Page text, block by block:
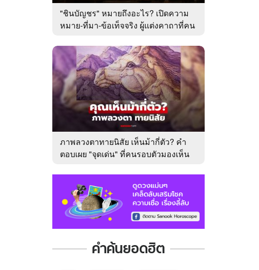
"ชินบัญชร" หมายถึงอะไร? เปิดความ
หมาย-ที่มา-ข้อเท็จจริง ผู้แต่งคาถาที่คน
ภาพลวงตาทายนิสัย เห็นม้ากี่ตัว? คำ
ตอบเผย "จุดเด่น" ที่คนรอบตัวมองเห็น
คำค้นยอดฮิต